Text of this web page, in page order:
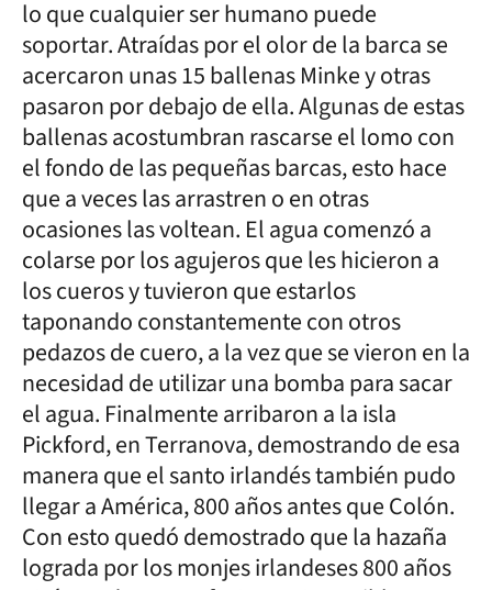
lo que cualquier ser humano puede
soportar. Atraídas por el olor de la barca se
acercaron unas 15 ballenas Minke y otras
pasaron por debajo de ella. Algunas de estas
ballenas acostumbran rascarse el lomo con
el fondo de las pequeñas barcas, esto hace
que a veces las arrastren o en otras
ocasiones las voltean. El agua comenzó a
colarse por los agujeros que les hicieron a
los cueros y tuvieron que estarlos
taponando constantemente con otros
pedazos de cuero, a la vez que se vieron en la
necesidad de utilizar una bomba para sacar
el agua. Finalmente arribaron a la isla
Pickford, en Terranova, demostrando de esa
manera que el santo irlandés también pudo
llegar a América, 800 años antes que Colón.
Con esto quedó demostrado que la hazaña
lograda por los monjes irlandeses 800 años